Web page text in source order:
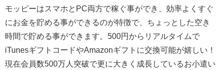
モッピーはスマホとPC両方で稼ぐ事ができ、効率よくすぐ
にお金を貯める事ができるのが特徴で、ちょっとした空き
時間で貯める事ができます。500円からリアルタイムで
iTunesギフトコードやAmazonギフトに交換可能が嬉しい！
現在会員数500万人突破で更に大きく成長しているお小遣い